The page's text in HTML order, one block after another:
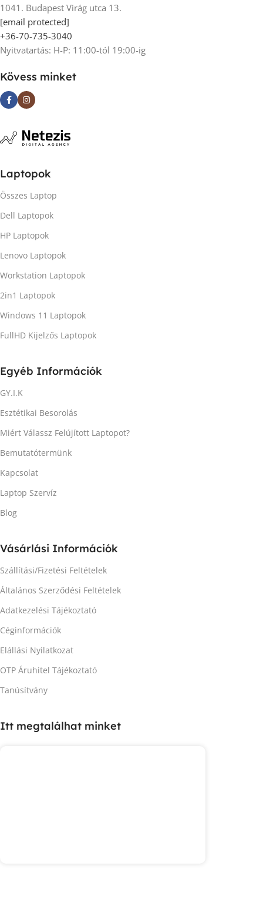
1041. Budapest Virág utca 13.
[email protected]
+36-70-735-3040
Nyitvatartás: H-P: 11:00-tól 19:00-ig
Kövess minket
Laptopok
Összes Laptop
Dell Laptopok
HP Laptopok
Lenovo Laptopok
Workstation Laptopok
2in1 Laptopok
Windows 11 Laptopok
FullHD Kijelzős Laptopok
Egyéb Információk
GY.I.K
Esztétikai Besorolás
Miért Válassz Felújított Laptopot?
Bemutatótermünk
Kapcsolat
Laptop Szervíz
Blog
Vásárlási Információk
Szállítási/Fizetési Feltételek
Általános Szerződési Feltételek
Adatkezelési Tájékoztató
Céginformációk
Elállási Nyilatkozat
OTP Áruhitel Tájékoztató
Tanúsítvány
Itt megtalálhat minket